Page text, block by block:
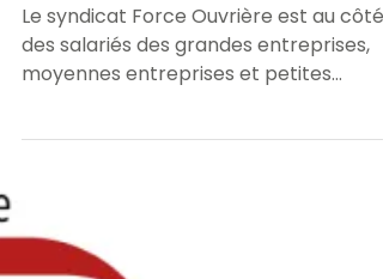
28 oct. 2024
1 min de lecture
TPE : Salariés d’une petite
entreprise de propreté et
des 3D : FO est à vos côtés !
moyennes entreprises et petites
entreprises. Pour FO, chaque...